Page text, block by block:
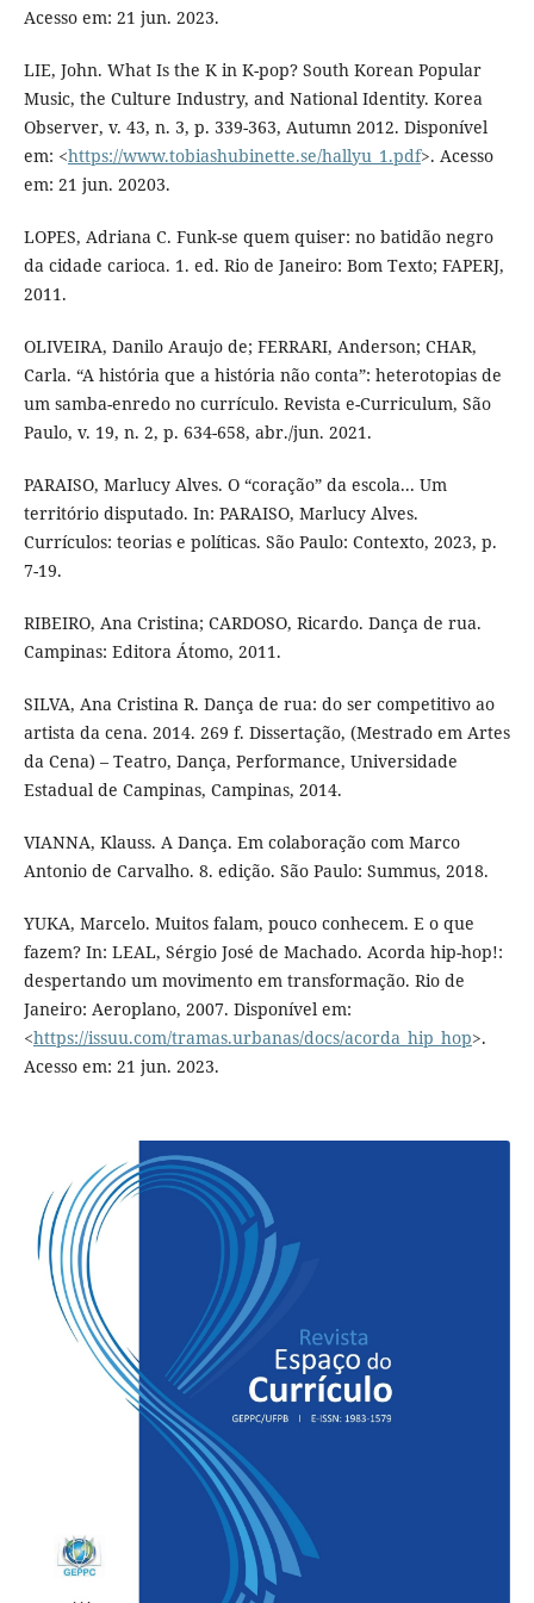
Acesso em: 21 jun. 2023.
LIE, John. What Is the K in K-pop? South Korean Popular
Music, the Culture Industry, and National Identity. Korea
Observer, v. 43, n. 3, p. 339-363, Autumn 2012. Disponível
em: <https://www.tobiashubinette.se/hallyu_1.pdf>. Acesso
em: 21 jun. 20203.
LOPES, Adriana C. Funk-se quem quiser: no batidão negro
da cidade carioca. 1. ed. Rio de Janeiro: Bom Texto; FAPERJ,
2011.
OLIVEIRA, Danilo Araujo de; FERRARI, Anderson; CHAR,
Carla. “A história que a história não conta”: heterotopias de
um samba-enredo no currículo. Revista e-Curriculum, São
Paulo, v. 19, n. 2, p. 634-658, abr./jun. 2021.
PARAISO, Marlucy Alves. O “coração” da escola... Um
território disputado. In: PARAISO, Marlucy Alves.
Currículos: teorias e políticas. São Paulo: Contexto, 2023, p.
7-19.
RIBEIRO, Ana Cristina; CARDOSO, Ricardo. Dança de rua.
Campinas: Editora Átomo, 2011.
SILVA, Ana Cristina R. Dança de rua: do ser competitivo ao
artista da cena. 2014. 269 f. Dissertação, (Mestrado em Artes
da Cena) – Teatro, Dança, Performance, Universidade
Estadual de Campinas, Campinas, 2014.
VIANNA, Klauss. A Dança. Em colaboração com Marco
Antonio de Carvalho. 8. edição. São Paulo: Summus, 2018.
YUKA, Marcelo. Muitos falam, pouco conhecem. E o que
fazem? In: LEAL, Sérgio José de Machado. Acorda hip-hop!:
despertando um movimento em transformação. Rio de
Janeiro: Aeroplano, 2007. Disponível em:
<https://issuu.com/tramas.urbanas/docs/acorda_hip_hop>.
Acesso em: 21 jun. 2023.